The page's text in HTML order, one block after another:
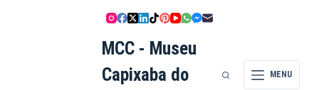
MCC - Museu
Capixaba do
MENU